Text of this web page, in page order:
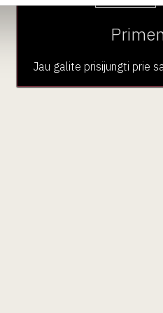
mėgautis retais ar
Kokybės garantija,
Jau galite prisijungti prie